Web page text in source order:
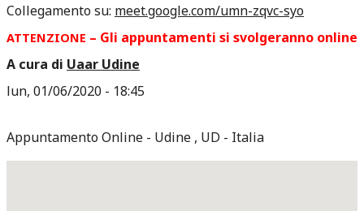
Collegamento su: meet.google.com/umn-zqvc-syo
ATTENZIONE – Gli appuntamenti si svolgeranno online
A cura di Uaar Udine
lun, 01/06/2020 - 18:45
Appuntamento Online Udine , UD Italia